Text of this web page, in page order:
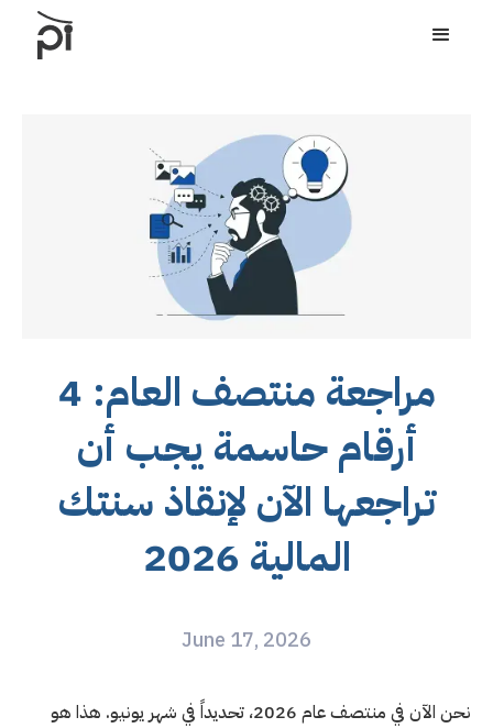
مراجعة منتصف العام: 4
أرقام حاسمة يجب أن
تراجعها الآن لإنقاذ سنتك
المالية 2026
June 17, 2026
نحن الآن في منتصف عام 2026، تحديداً في شهر يونيو. هذا هو